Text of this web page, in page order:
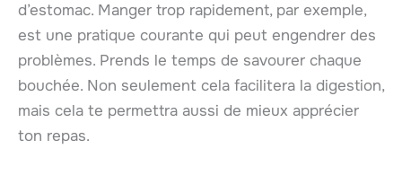
d’estomac. Manger trop rapidement, par exemple,
est une pratique courante qui peut engendrer des
problèmes. Prends le temps de savourer chaque
bouchée. Non seulement cela facilitera la digestion,
mais cela te permettra aussi de mieux apprécier
ton repas.